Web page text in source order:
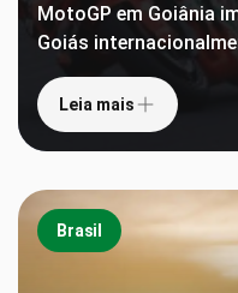
MotoGP em Goiânia
Goiás
Leia mais
Brasil